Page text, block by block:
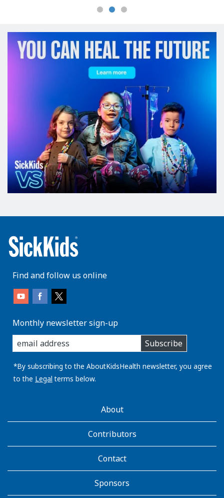
Find and follow us online
Monthly newsletter sign-up
enter
you
email
address:
Subscribe
*By subscribing to the AboutKidsHealth newsletter, you agree
to the Legal terms below.
AboutKidsHealthAbout
Contributors
Contact
Sponsors